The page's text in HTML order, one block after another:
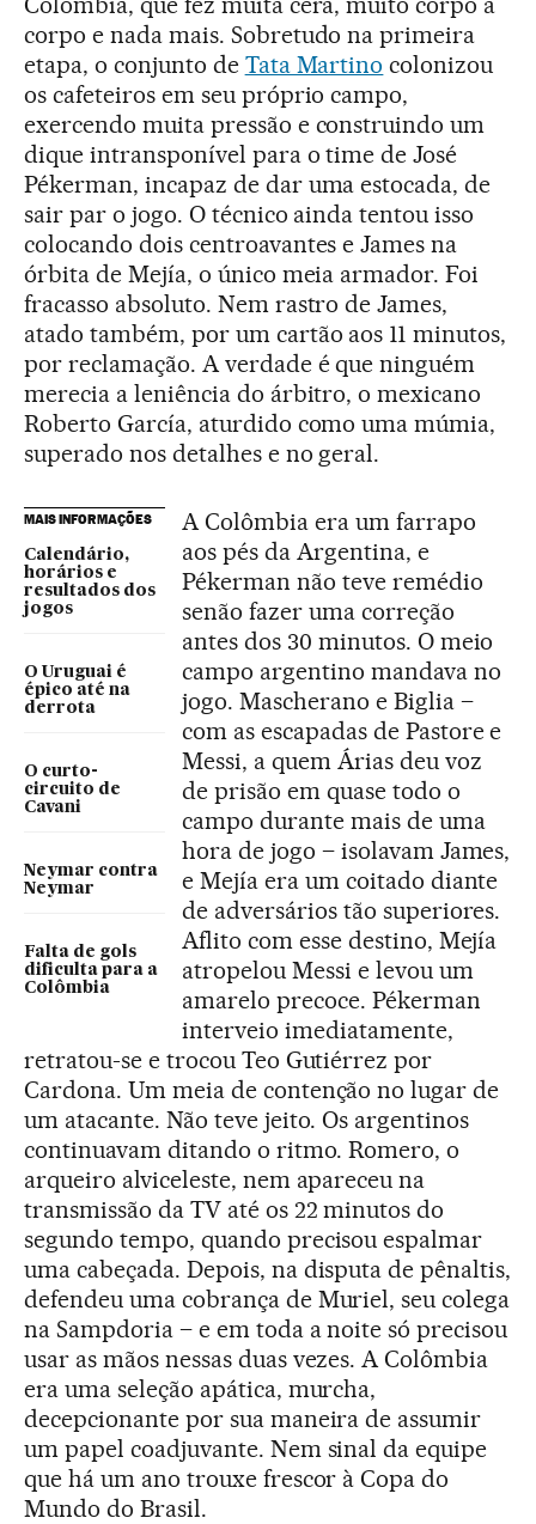
corpo e nada mais. Sobretudo na primeira
etapa, o conjunto de Tata Martino colonizou
os cafeteiros em seu próprio campo,
exercendo muita pressão e construindo um
dique intransponível para o time de José
Pékerman, incapaz de dar uma estocada, de
sair par o jogo. O técnico ainda tentou isso
colocando dois centroavantes e James na
órbita de Mejía, o único meia armador. Foi
fracasso absoluto. Nem rastro de James,
atado também, por um cartão aos 11 minutos,
por reclamação. A verdade é que ninguém
merecia a leniência do árbitro, o mexicano
Roberto García, aturdido como uma múmia,
superado nos detalhes e no geral.
MAIS INFORMAÇÕES
Calendário,
horários e
resultados dos
jogos
O Uruguai é
épico até na
derrota
O curto-
circuito de
Cavani
Neymar contra
Neymar
Falta de gols
dificulta para a
Colômbia
A Colômbia era um farrapo
aos pés da Argentina, e
Pékerman não teve remédio
senão fazer uma correção
antes dos 30 minutos. O meio
campo argentino mandava no
jogo. Mascherano e Biglia –
com as escapadas de Pastore e
Messi, a quem Árias deu voz
de prisão em quase todo o
campo durante mais de uma
hora de jogo – isolavam James,
e Mejía era um coitado diante
de adversários tão superiores.
Aflito com esse destino, Mejía
atropelou Messi e levou um
amarelo precoce. Pékerman
interveio imediatamente,
retratou-se e trocou Teo Gutiérrez por
Cardona. Um meia de contenção no lugar de
um atacante. Não teve jeito. Os argentinos
continuavam ditando o ritmo. Romero, o
arqueiro alviceleste, nem apareceu na
transmissão da TV até os 22 minutos do
segundo tempo, quando precisou espalmar
uma cabeçada. Depois, na disputa de pênaltis,
defendeu uma cobrança de Muriel, seu colega
na Sampdoria – e em toda a noite só precisou
usar as mãos nessas duas vezes. A Colômbia
era uma seleção apática, murcha,
decepcionante por sua maneira de assumir
um papel coadjuvante. Nem sinal da equipe
que há um ano trouxe frescor à Copa do
Mundo do Brasil.